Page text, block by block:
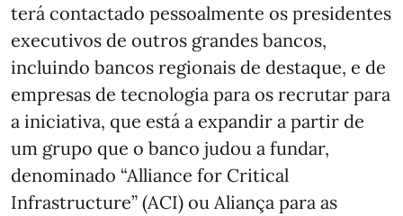
terá contactado pessoalmente os presidentes
executivos de outros grandes bancos,
incluindo bancos regionais de destaque, e de
empresas de tecnologia para os recrutar para
a iniciativa, que está a expandir a partir de
um grupo que o banco judou a fundar,
denominado “Alliance for Critical
Infrastructure” (ACI) ou Aliança para as